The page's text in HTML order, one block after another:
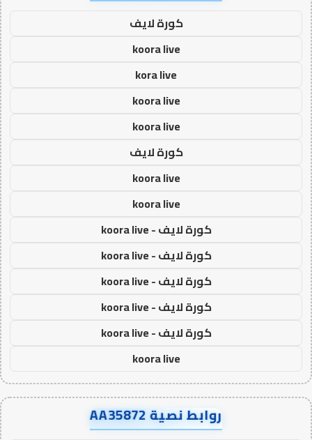
كورة لايف
koora live
kora live
koora live
koora live
كورة لايف
koora live
koora live
كورة لايف - koora live
كورة لايف - koora live
كورة لايف - koora live
كورة لايف - koora live
كورة لايف - koora live
koora live
روابط نصية AA35872